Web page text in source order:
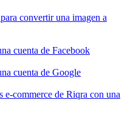
convertir una imagen a
cuenta de Facebook
cuenta de Google
e-commerce de Riqra con una